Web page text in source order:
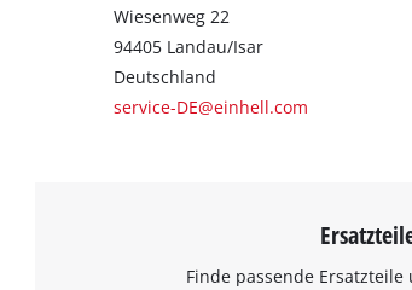
Wiesenweg 22
94405 Landau/Isar
Deutschland
service-DE@einhell.com
Finde passende